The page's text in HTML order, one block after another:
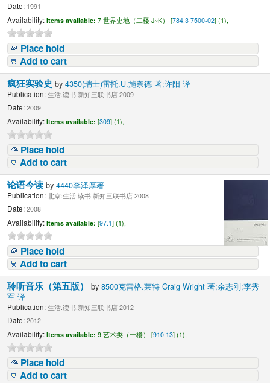
Date: 1991
Availability: Items available: 7 世界史地（二楼 J~K） [784.3 7500-02] (1),
Place hold
Add to cart
疯狂实验史by4350(瑞士)雷托.U.施奈德 著;许阳 译
Publication: 生活.读书.新知三联书店 2009
Date: 2009
Availability: Items available: [309] (1),
Place hold
Add to cart
论语今读by4440李泽厚著
Publication: 北京:生活.读书.新知三联书店 2008
Date: 2008
Availability: Items available: [97.1] (1),
Place hold
Add to cart
聆听音乐（第五版）by8500克雷格.莱特 Craig Wright 著;余志刚;李秀
军 译
Publication: 生活.读书.新知三联书店 2012
Date: 2012
Availability: Items available: 9 艺术类（一楼） [910.13] (1),
Place hold
Add to cart